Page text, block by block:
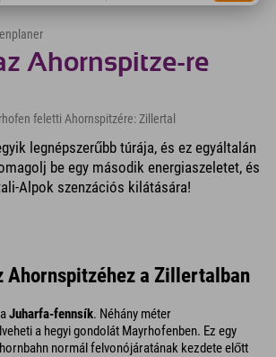
Ahornspitze-re
feletti Ahornspitzére: Zillertal
legnépszerűbb túrája, és ez egyáltalán
be egy második energiaszeletet, és
Alpok szenzációs kilátására!
Ahornspitzéhez a Zillertalban
Juharfa-fennsík. Néhány méter
a hegyi gondolát Mayrhofenben. Ez egy
normál felvonójáratának kezdete előtt